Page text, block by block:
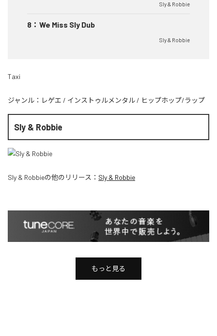
Sly & Robbie
8 ： We Miss Sly Dub
Sly & Robbie
Taxi
ジャンル： レゲエ / インストゥルメンタル / ヒップホップ/ラップ
Sly & Robbie
Sly & Robbieの他のリリース： Sly & Robbie
もっと見る